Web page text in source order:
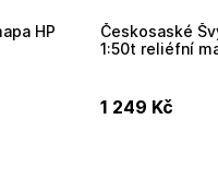
HP
Českosaské Švýcarsko, Labské pískovce
1:50t reliéfní
1 249 Kč